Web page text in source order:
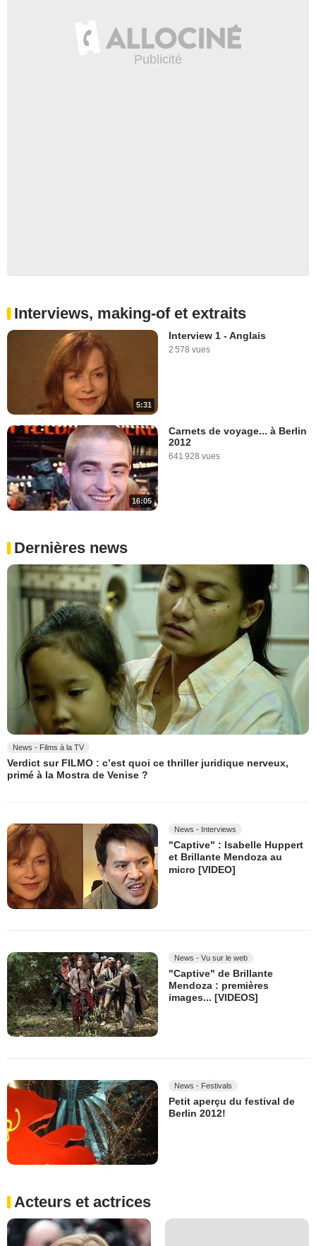
Interviews, making-of et extraits
5:31
Interview 1 - Anglais
2 578 vues
16:05
Carnets de voyage... à Berlin
2012
641 928 vues
Dernières news
News - Films à la TV
Verdict sur FILMO : c’est quoi ce thriller juridique nerveux,
primé à la Mostra de Venise ?
News - Interviews
"Captive" : Isabelle Huppert
et Brillante Mendoza au
micro [VIDEO]
News - Vu sur le web
"Captive" de Brillante
Mendoza : premières
images... [VIDEOS]
News - Festivals
Petit aperçu du festival de
Berlin 2012!
Acteurs et actrices